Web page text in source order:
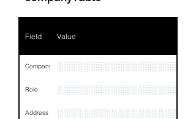
Phone NA
Email
Links NA
Field Value
Company
Role
Address